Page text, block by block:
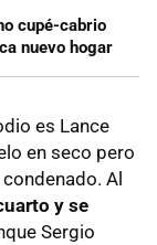
cupé-cabrio
nuevo hogar
es Lance
en seco pero
Al
y se
Sergio